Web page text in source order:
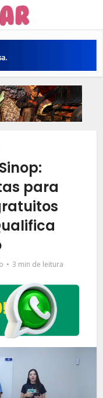
para
3 min de leitura